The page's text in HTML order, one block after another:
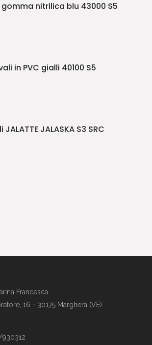
gomma nitrilica blu 43000 S5
in PVC gialli 40100 S5
JALATTE JALASKA S3 SRC
Francesca
16 - 30175 Marghera (VE)